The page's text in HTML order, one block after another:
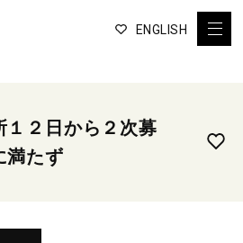
ENGLISH
１２日から２次募
たず